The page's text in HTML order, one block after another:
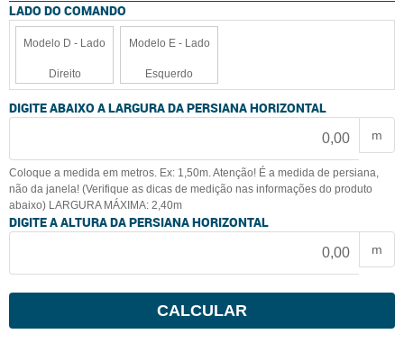
LADO DO COMANDO
Modelo D - Lado
Direito
Modelo E - Lado
Esquerdo
DIGITE ABAIXO A LARGURA DA PERSIANA HORIZONTAL
m
Coloque a medida em metros. Ex: 1,50m. Atenção! É a medida de persiana,
não da janela! (Verifique as dicas de medição nas informações do produto
abaixo) LARGURA MÁXIMA: 2,40m
DIGITE A ALTURA DA PERSIANA HORIZONTAL
m
CALCULAR